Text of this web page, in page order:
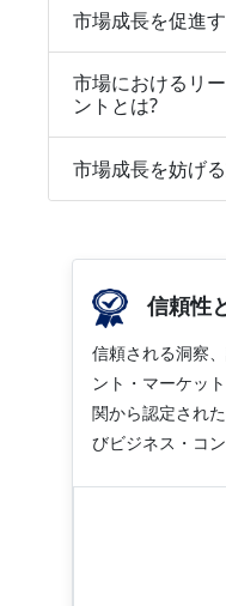
市場成長を促進
市場におけるリ
ントとは?
市場成長を妨げ
信頼性
信頼される洞察
ント・マーケッ
関から認定され
びビジネス・コ